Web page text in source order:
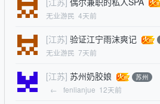
无业游民 4天前
[江苏] 验证江宁雨沫爽记
无业游民 7天前
[江苏] 苏州奶胶娘 苏州
← fenlianjue 12天前